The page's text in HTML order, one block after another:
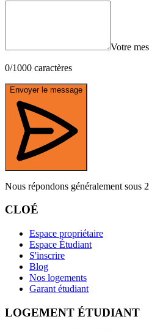
Votre
0/1000 caractères
Envoyer le message
Nous répondons généralement sous
CLOÉ
Espace propriétaire
Espace Étudiant
S'inscrire
Blog
Nos logements
Garant étudiant
LOGEMENT ÉTUDIANT